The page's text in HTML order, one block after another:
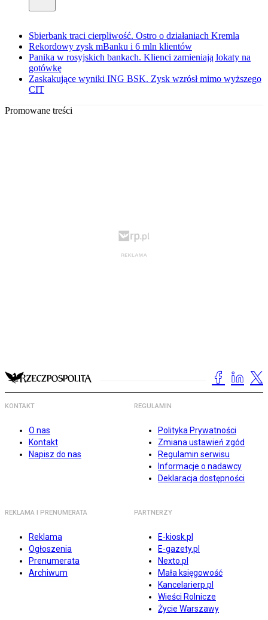
Sbierbank traci cierpliwość. Ostro o działaniach Kremla
Rekordowy zysk mBanku i 6 mln klientów
Panika w rosyjskich bankach. Klienci zamieniają lokaty na
gotówkę
Zaskakujące wyniki ING BSK. Zysk wzrósł mimo wyższego
CIT
Promowane treści
KONTAKT
O nas
Kontakt
Napisz do nas
REGULAMIN
Polityka Prywatności
Zmiana ustawień zgód
Regulamin serwisu
Informacje o nadawcy
Deklaracja dostępności
REKLAMA I PRENUMERATA
Reklama
Ogłoszenia
Prenumerata
Archiwum
PARTNERZY
E-kiosk.pl
E-gazety.pl
Nexto.pl
Mała księgowość
Kancelarierp.pl
Wieści Rolnicze
Życie Warszawy